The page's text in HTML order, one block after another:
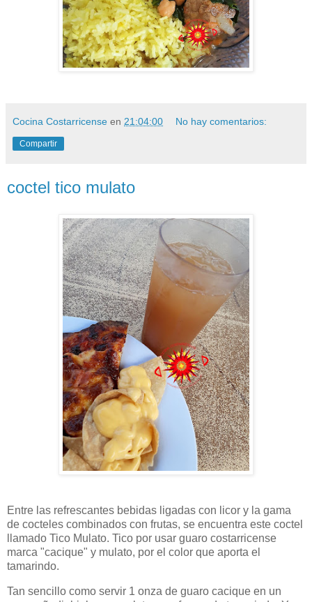
Cocina Costarricense en 21:04:00 No hay comentarios:
Compartir
coctel tico mulato
Entre las refrescantes bebidas ligadas con licor y la gama
de cocteles combinados con frutas, se encuentra este coctel
llamado Tico Mulato. Tico por usar guaro costarricense
marca "cacique" y mulato, por el color que aporta el
tamarindo.
Tan sencillo como servir 1 onza de guaro cacique en un